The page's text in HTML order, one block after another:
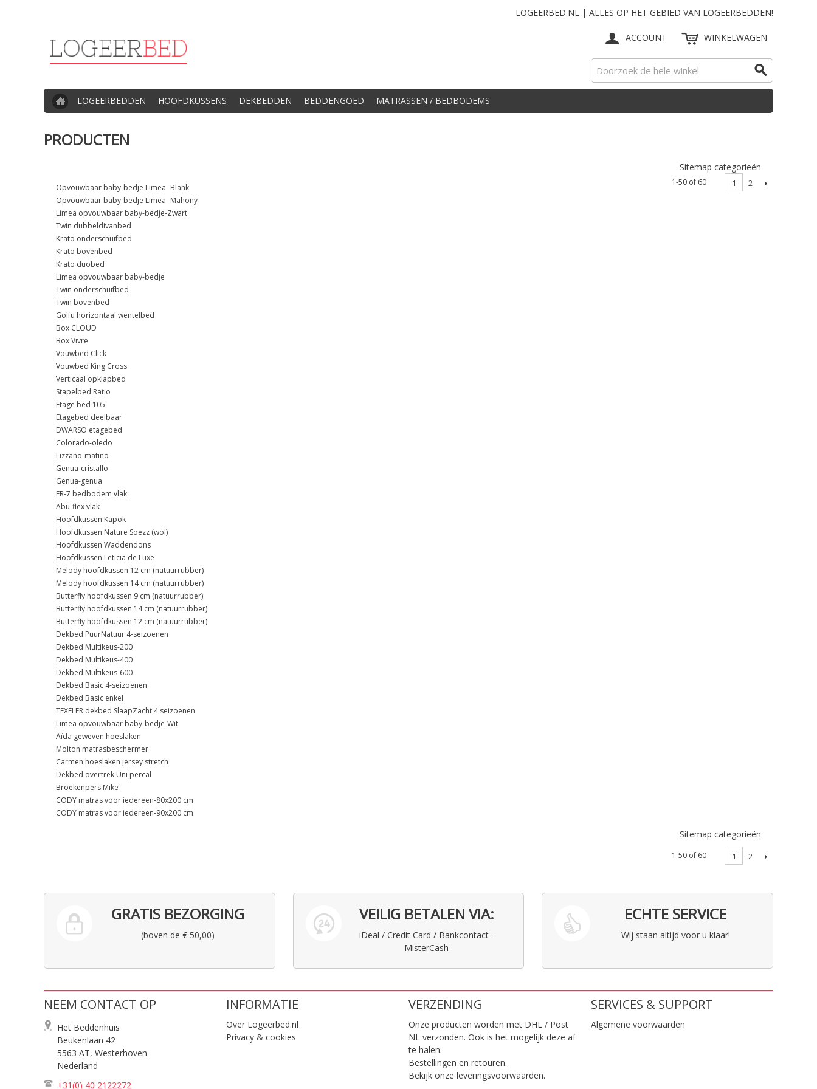
LOGEERBED.NL | ALLES OP HET GEBIED VAN LOGEERBEDDEN!
ACCOUNT WINKELWAGEN
LOGEERBEDDEN HOOFDKUSSENS DEKBEDDEN BEDDENGOED MATRASSEN / BEDBODEMS
PRODUCTEN
Sitemap categorieën
1-50 of 60 1 2
Opvouwbaar baby-bedje Limea -Blank
Opvouwbaar baby-bedje Limea -Mahony
Limea opvouwbaar baby-bedje-Zwart
Twin dubbeldivanbed
Krato onderschuifbed
Krato bovenbed
Krato duobed
Limea opvouwbaar baby-bedje
Twin onderschuifbed
Twin bovenbed
Golfu horizontaal wentelbed
Box CLOUD
Box Vivre
Vouwbed Click
Vouwbed King Cross
Verticaal opklapbed
Stapelbed Ratio
Etage bed 105
Etagebed deelbaar
DWARSO etagebed
Colorado-oledo
Lizzano-matino
Genua-cristallo
Genua-genua
FR-7 bedbodem vlak
Abu-flex vlak
Hoofdkussen Kapok
Hoofdkussen Nature Soezz (wol)
Hoofdkussen Waddendons
Hoofdkussen Leticia de Luxe
Melody hoofdkussen 12 cm (natuurrubber)
Melody hoofdkussen 14 cm (natuurrubber)
Butterfly hoofdkussen 9 cm (natuurrubber)
Butterfly hoofdkussen 14 cm (natuurrubber)
Butterfly hoofdkussen 12 cm (natuurrubber)
Dekbed PuurNatuur 4-seizoenen
Dekbed Multikeus-200
Dekbed Multikeus-400
Dekbed Multikeus-600
Dekbed Basic 4-seizoenen
Dekbed Basic enkel
TEXELER dekbed SlaapZacht 4 seizoenen
Limea opvouwbaar baby-bedje-Wit
Aïda geweven hoeslaken
Molton matrasbeschermer
Carmen hoeslaken jersey stretch
Dekbed overtrek Uni percal
Broekenpers Mike
CODY matras voor iedereen-80x200 cm
CODY matras voor iedereen-90x200 cm
Sitemap categorieën
1-50 of 60 1 2
GRATIS BEZORGING
(boven de € 50,00)
VEILIG BETALEN VIA:
iDeal / Credit Card / Bankcontact -
MisterCash
ECHTE SERVICE
Wij staan altijd voor u klaar!
NEEM CONTACT OP
Het Beddenhuis
Beukenlaan 42
5563 AT, Westerhoven
Nederland
+31(0) 40 2122272
INFORMATIE
Over Logeerbed.nl
Privacy & cookies
VERZENDING
Onze producten worden met DHL / Post
NL verzonden. Ook is het mogelijk deze af
te halen.
Bestellingen en retouren.
Bekijk onze leveringsvoorwaarden.
SERVICES & SUPPORT
Algemene voorwaarden